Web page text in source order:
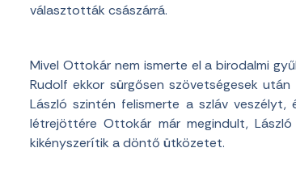
választották császárrá.
Mivel Ottokár nem ismerte el a birodalmi
Rudolf ekkor sürgősen szövetségesek
László szintén felismerte a szláv veszélyt,
létrejöttére Ottokár már megindult,
kikényszerítik a döntő ütközetet.